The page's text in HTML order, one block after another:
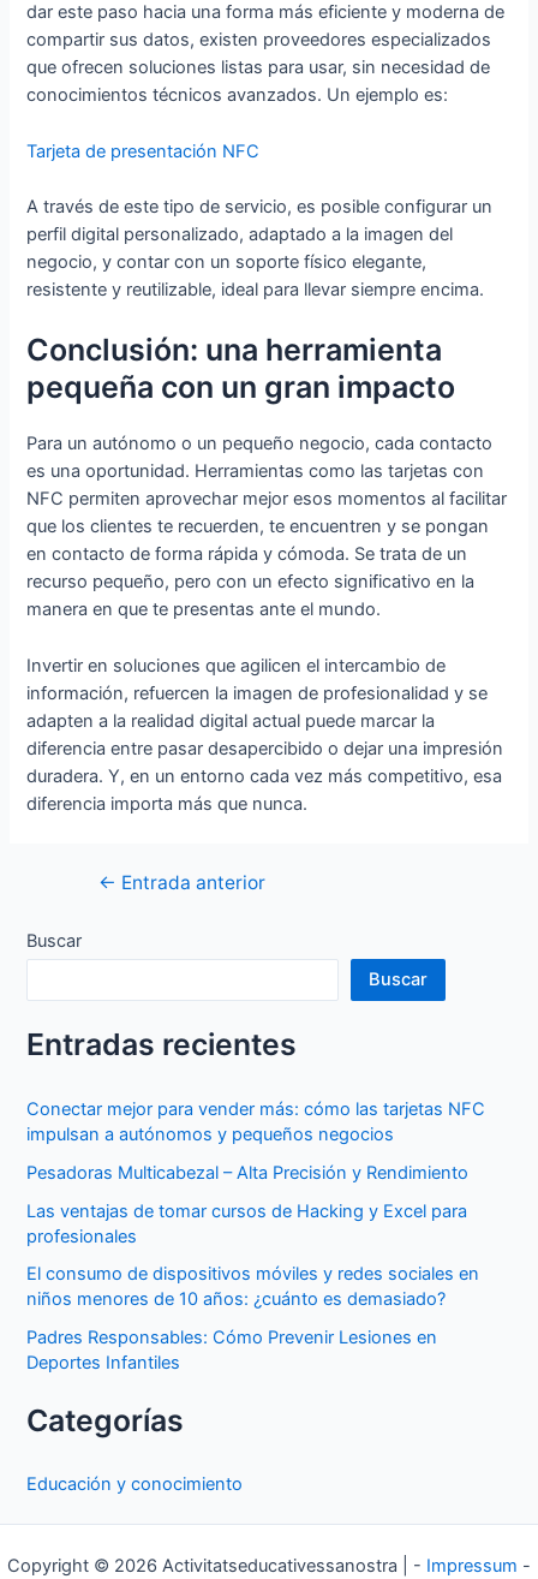
dar este paso hacia una forma más eficiente y moderna de
compartir sus datos, existen proveedores especializados
que ofrecen soluciones listas para usar, sin necesidad de
conocimientos técnicos avanzados. Un ejemplo es:
Tarjeta de presentación NFC
A través de este tipo de servicio, es posible configurar un
perfil digital personalizado, adaptado a la imagen del
negocio, y contar con un soporte físico elegante,
resistente y reutilizable, ideal para llevar siempre encima.
Conclusión: una herramienta
pequeña con un gran impacto
Para un autónomo o un pequeño negocio, cada contacto
es una oportunidad. Herramientas como las tarjetas con
NFC permiten aprovechar mejor esos momentos al facilitar
que los clientes te recuerden, te encuentren y se pongan
en contacto de forma rápida y cómoda. Se trata de un
recurso pequeño, pero con un efecto significativo en la
manera en que te presentas ante el mundo.
Invertir en soluciones que agilicen el intercambio de
información, refuercen la imagen de profesionalidad y se
adapten a la realidad digital actual puede marcar la
diferencia entre pasar desapercibido o dejar una impresión
duradera. Y, en un entorno cada vez más competitivo, esa
diferencia importa más que nunca.
Navegación
entradas
← Entrada anterior
Buscar
Buscar
Entradas recientes
Conectar mejor para vender más: cómo las tarjetas NFC
impulsan a autónomos y pequeños negocios
Pesadoras Multicabezal – Alta Precisión y Rendimiento
Las ventajas de tomar cursos de Hacking y Excel para
profesionales
El consumo de dispositivos móviles y redes sociales en
niños menores de 10 años: ¿cuánto es demasiado?
Padres Responsables: Cómo Prevenir Lesiones en
Deportes Infantiles
Categorías
Educación y conocimiento
Copyright © 2026 Activitatseducativessanostra | - Impressum -